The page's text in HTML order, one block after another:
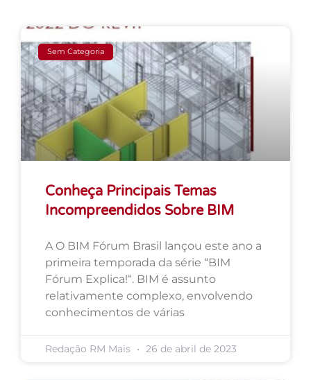
Sem Categoria
Conheça Principais Temas
Incompreendidos Sobre BIM
A O BIM Fórum Brasil lançou este ano a
primeira temporada da série “BIM
Fórum Explica!“. BIM é assunto
relativamente complexo, envolvendo
conhecimentos de várias
Redação RM Mais 26 de abril de 2023